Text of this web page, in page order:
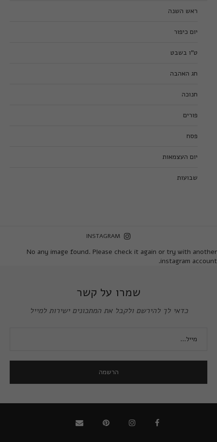
ראש השנה
יום כיפור
ט”ו בשבט
חג האהבה
חנוכה
פורים
פסח
יום העצמאות
שבועות
INSTAGRAM
No any image found. Please check it again or try with another
instagram account.
שמרו על קשר
כדאי לך להירשם ולקבל את המתכונים ישירות למייל